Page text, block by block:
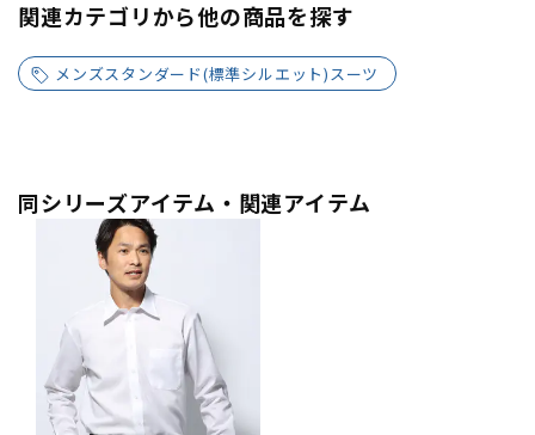
関連カテゴリから他の商品を探す
メンズスタンダード(標準シルエット)スーツ
同シリーズアイテム・関連アイテム